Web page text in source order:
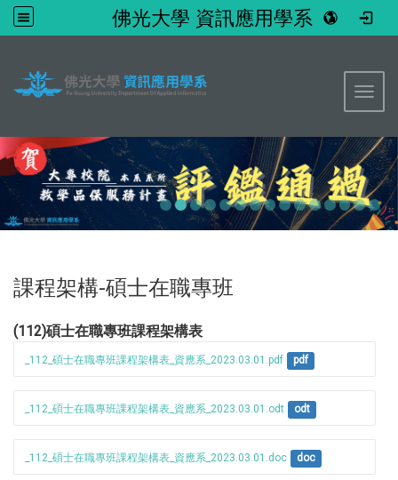
佛光大學 資訊應用學系
課程架構-碩士在職專班
(112)碩士在職專班課程架構表
_112_碩士在職專班課程架構表_資應系_2023.03.01.pdf pdf
_112_碩士在職專班課程架構表_資應系_2023.03.01.odt odt
_112_碩士在職專班課程架構表_資應系_2023.03.01.doc doc